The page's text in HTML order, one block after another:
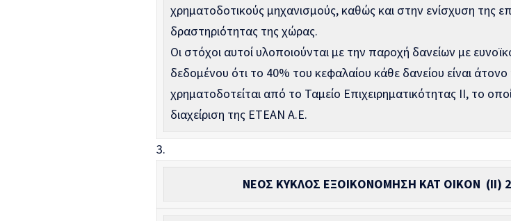
χρηματοδοτικούς μηχανισμούς, καθώς και στην ενίσχυση της
δραστηριότητας της χώρας.
Οι στόχοι αυτοί υλοποιούνται με την παροχή δανείων με
δεδομένου ότι το 40% του κεφαλαίου κάθε δανείου είναι άτονο
χρηματοδοτείται από το Ταμείο Επιχειρηματικότητας ΙΙ, το
διαχείριση της ΕΤΕΑΝ Α.Ε.
3.
ΝΕΟΣ ΚΥΚΛΟΣ ΕΞΟΙΚΟΝΟΜΗΣΗ ΚΑΤ ΟΙΚΟΝ (ΙΙ)